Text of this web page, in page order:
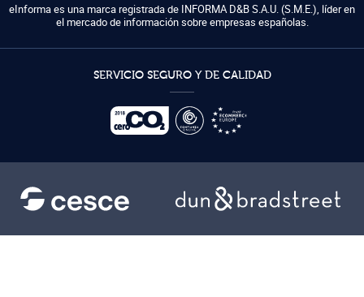
eInforma es una marca registrada de INFORMA D&B S.A.U. (S.M.E.), líder en
el mercado de información sobre empresas españolas.
SERVICIO SEGURO Y DE CALIDAD